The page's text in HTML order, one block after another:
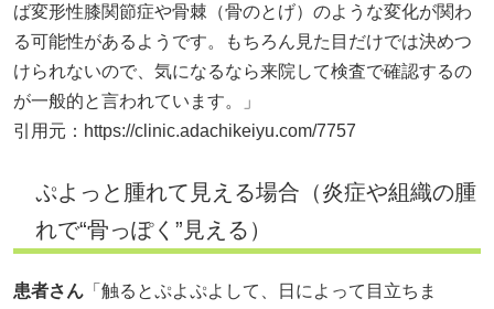
ば変形性膝関節症や骨棘（骨のとげ）のような変化が関わ
る可能性があるようです。もちろん見た目だけでは決めつ
けられないので、気になるなら来院して検査で確認するの
が一般的と言われています。」
引用元： https://clinic.adachikeiyu.com/7757
ぷよっと腫れて見える場合（炎症や組織の腫
れで“骨っぽく”見える）
患者さん 「触るとぷよぷよして、日によって目立ちま